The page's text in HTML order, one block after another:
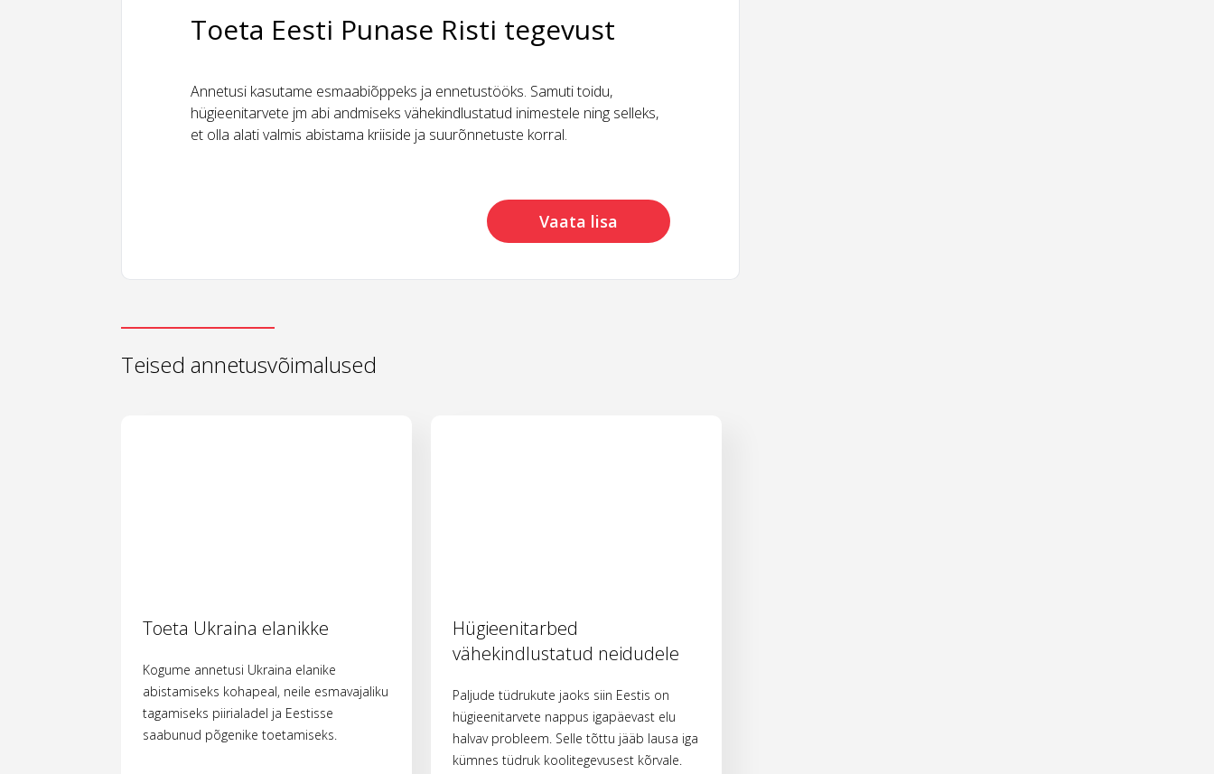
Toeta Eesti Punase Risti tegevust
Annetusi kasutame esmaabiõppeks ja ennetustööks. Samuti toidu,
hügieenitarvete jm abi andmiseks vähekindlustatud inimestele ning selleks,
et olla alati valmis abistama kriiside ja suurõnnetuste korral.
Vaata lisa
Teised annetusvõimalused
Toeta Ukraina elanikke
Kogume annetusi Ukraina elanike
abistamiseks kohapeal, neile esmavajaliku
tagamiseks piirialadel ja Eestisse
saabunud põgenike toetamiseks.
Hügieenitarbed
vähekindlustatud neidudele
Paljude tüdrukute jaoks siin Eestis on
hügieenitarvete nappus igapäevast elu
halvav probleem. Selle tõttu jääb lausa iga
kümnes tüdruk koolitegevusest kõrvale.